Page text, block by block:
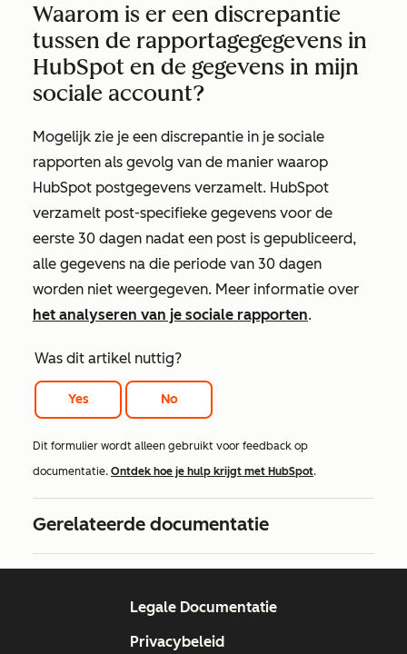
Waarom is er een discrepantie
tussen de rapportagegegevens in
HubSpot en de gegevens in mijn
sociale account?
Mogelijk zie je een discrepantie in je sociale
rapporten als gevolg van de manier waarop
HubSpot postgegevens verzamelt. HubSpot
verzamelt post-specifieke gegevens voor de
eerste 30 dagen nadat een post is gepubliceerd,
alle gegevens na die periode van 30 dagen
worden niet weergegeven. Meer informatie over
het analyseren van je sociale rapporten.
Was dit artikel nuttig?
Yes No
Dit formulier wordt alleen gebruikt voor feedback op
documentatie. Ontdek hoe je hulp krijgt met HubSpot.
Gerelateerde documentatie
Legale Documentatie
Privacybeleid